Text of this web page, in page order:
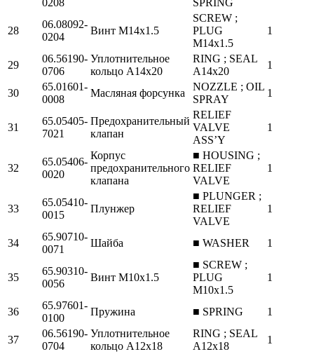
28
06.08092-
0204
Винт М14х1.5
SCREW ;
PLUG
M14x1.5
1
29
06.56190-
0706
Уплотнительное
кольцо А14х20
RING ; SEAL
A14x20
1
30
65.01601-
0008
Масляная форсунка
NOZZLE ; OIL
SPRAY
1
31
65.05405-
7021
Предохранительный
клапан
RELIEF
VALVE
ASS’Y
1
32
65.05406-
0020
Корпус
предохранительного
клапана
■ HOUSING ;
RELIEF
VALVE
1
33
65.05410-
0015
Плунжер
■ PLUNGER ;
RELIEF
VALVE
1
34
65.90710-
0071
Шайба ■ WASHER 1
35
65.90310-
0056
Винт М10х1.5
■ SCREW ;
PLUG
M10x1.5
1
36
65.97601-
0100
Пружина ■ SPRING 1
37
06.56190-
0704
Уплотнительное
кольцо А12х18
RING ; SEAL
A12x18
1